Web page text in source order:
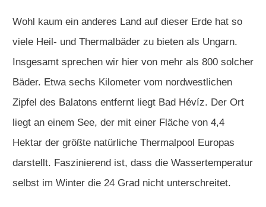
Wohl kaum ein anderes Land auf dieser Erde hat so
viele Heil- und Thermalbäder zu bieten als Ungarn.
Insgesamt sprechen wir hier von mehr als 800 solcher
Bäder. Etwa sechs Kilometer vom nordwestlichen
Zipfel des Balatons entfernt liegt Bad Hévíz. Der Ort
liegt an einem See, der mit einer Fläche von 4,4
Hektar der größte natürliche Thermalpool Europas
darstellt. Faszinierend ist, dass die Wassertemperatur
selbst im Winter die 24 Grad nicht unterschreitet.